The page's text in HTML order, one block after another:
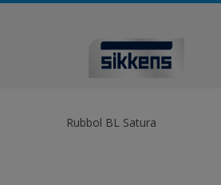
Rubbol BL Satura